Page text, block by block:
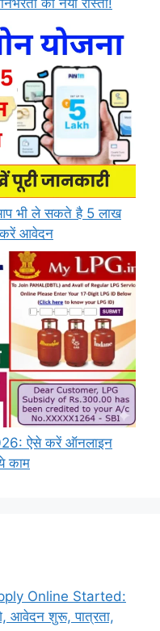
का नया रास्ता!
भी ले सकते है 5 लाख
करें आवेदन
ऐसे करें ऑनलाइन
काम
Online Started:
आवेदन शुरू, पात्रता,